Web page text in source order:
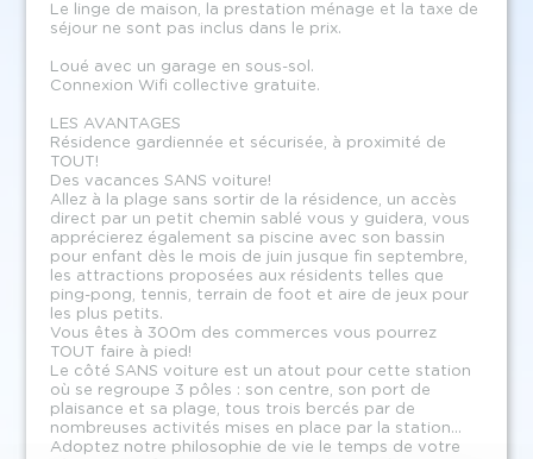
Le linge de maison, la prestation ménage et la taxe de
séjour ne sont pas inclus dans le prix.
Loué avec un garage en sous-sol.
Connexion Wifi collective gratuite.
LES AVANTAGES
Résidence gardiennée et sécurisée, à proximité de
TOUT!
Des vacances SANS voiture!
Allez à la plage sans sortir de la résidence, un accès
direct par un petit chemin sablé vous y guidera, vous
apprécierez également sa piscine avec son bassin
pour enfant dès le mois de juin jusque fin septembre,
les attractions proposées aux résidents telles que
ping-pong, tennis, terrain de foot et aire de jeux pour
les plus petits.
Vous êtes à 300m des commerces vous pourrez
TOUT faire à pied!
Le côté SANS voiture est un atout pour cette station
où se regroupe 3 pôles : son centre, son port de
plaisance et sa plage, tous trois bercés par de
nombreuses activités mises en place par la station...
Adoptez notre philosophie de vie le temps de votre